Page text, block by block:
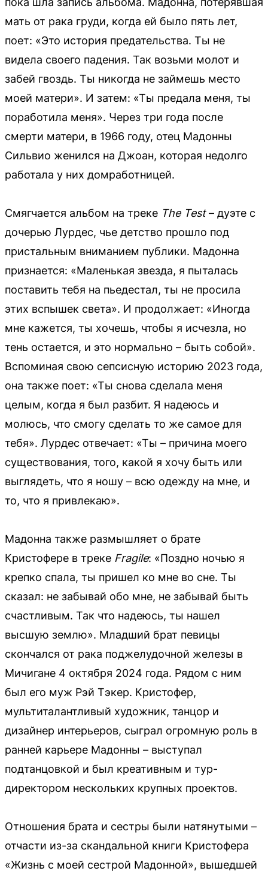
мать от рака груди, когда ей было пять лет,
поет: «Это история предательства. Ты не
видела своего падения. Так возьми молот и
забей гвоздь. Ты никогда не займешь место
моей матери». И затем: «Ты предала меня, ты
поработила меня». Через три года после
смерти матери, в 1966 году, отец Мадонны
Сильвио женился на Джоан, которая недолго
работала у них домработницей.
Смягчается альбом на треке The Test– дуэте с
дочерью Лурдес, чье детство прошло под
пристальным вниманием публики. Мадонна
признается: «Маленькая звезда, я пыталась
поставить тебя на пьедестал, ты не просила
этих вспышек света». И продолжает: «Иногда
мне кажется, ты хочешь, чтобы я исчезла, но
тень остается, и это нормально – быть собой».
Вспоминая свою сепсисную историю 2023 года,
она также поет: «Ты снова сделала меня
целым, когда я был разбит. Я надеюсь и
молюсь, что смогу сделать то же самое для
тебя». Лурдес отвечает: «Ты – причина моего
существования, того, какой я хочу быть или
выглядеть, что я ношу – всю одежду на мне, и
то, что я привлекаю».
Мадонна также размышляет о брате
Кристофере в треке Fragile: «Поздно ночью я
крепко спала, ты пришел ко мне во сне. Ты
сказал: не забывай обо мне, не забывай быть
счастливым. Так что надеюсь, ты нашел
высшую землю». Младший брат певицы
скончался от рака поджелудочной железы в
Мичигане 4 октября 2024 года. Рядом с ним
был его муж Рэй Тэкер. Кристофер,
мультиталантливый художник, танцор и
дизайнер интерьеров, сыграл огромную роль в
ранней карьере Мадонны – выступал
подтанцовкой и был креативным и тур-
директором нескольких крупных проектов.
Отношения брата и сестры были натянутыми –
отчасти из-за скандальной книги Кристофера
«Жизнь с моей сестрой Мадонной», вышедшей